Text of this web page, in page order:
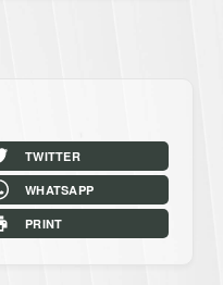
TWITTER
WHATSAPP
PRINT